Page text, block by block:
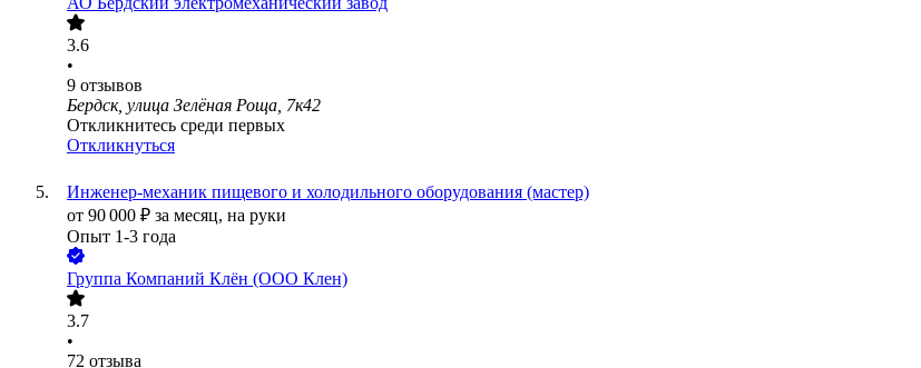
3.6
•
9 отзывов
Бердск, улица Зелёная Роща, 7к42
Откликнитесь среди первых
Откликнуться
Инженер-механик пищевого и холодильного оборудования (мастер)
от 90 000 ₽ за месяц, на руки
Опыт 1-3 года
Группа Компаний Клён (ООО Клен)
3.7
•
72 отзыва